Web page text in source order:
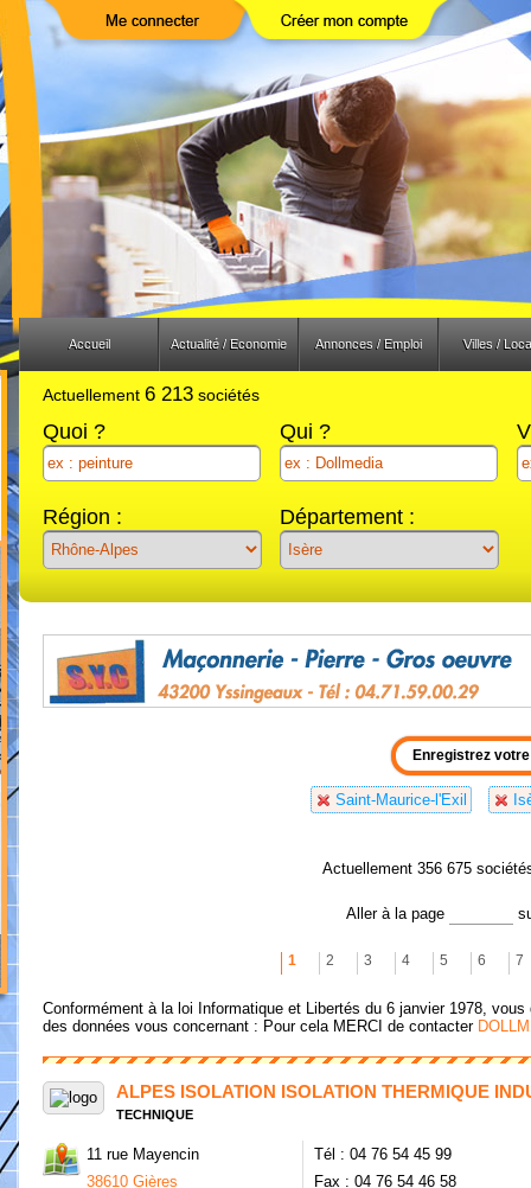
Accueil Actualité / Economie Annonces / Emploi Villes /
Actuellement 6 213 sociétés
Quoi ? Qui ?
Région : Département :
Saint-Maurice-l'Exil
Actuellement 356 675
Aller à la page
1 2 3 4 5 6 7
Conformément à la loi Informatique et Libertés du 6 janvier 1978,
des données vous concernant : Pour cela MERCI de contacter
ALPES ISOLATION ISOLATION THERMIQUE
TECHNIQUE
11 rue Mayencin
38610 Gières
Tél : 04 76 54 45 99
Fax : 04 76 54 46 58